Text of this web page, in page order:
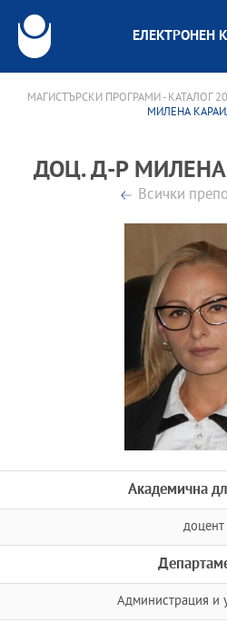
ЕЛЕКТРОНЕН
МАГИСТЪРСКИ ПРОГРАМИ - КАТАЛОГ
МИЛЕНА
ДОЦ. Д-Р
Всички
Академична
доцент
Администрация и